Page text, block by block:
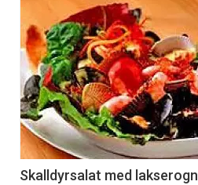
Skalldyrsalat med lakserogn